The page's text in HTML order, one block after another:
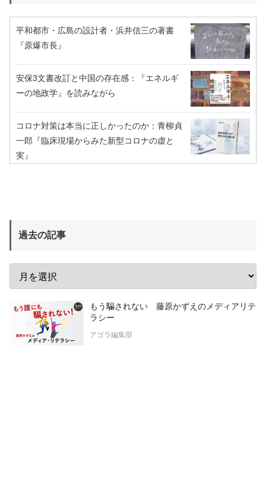
平和都市・広島の設計者・浜井信三の著書
『原爆市長』
安保3文書改訂と中国の存在感：『エネルギ
ーの地政学』を読みながら
コロナ対策は本当に正しかったのか：青柳貞
一郎『臨床現場からみた新型コロナの虚と
実』
過去の記事
もう騙されない 藤原かずえのメディアリテ
ラシー
アゴラ編集部